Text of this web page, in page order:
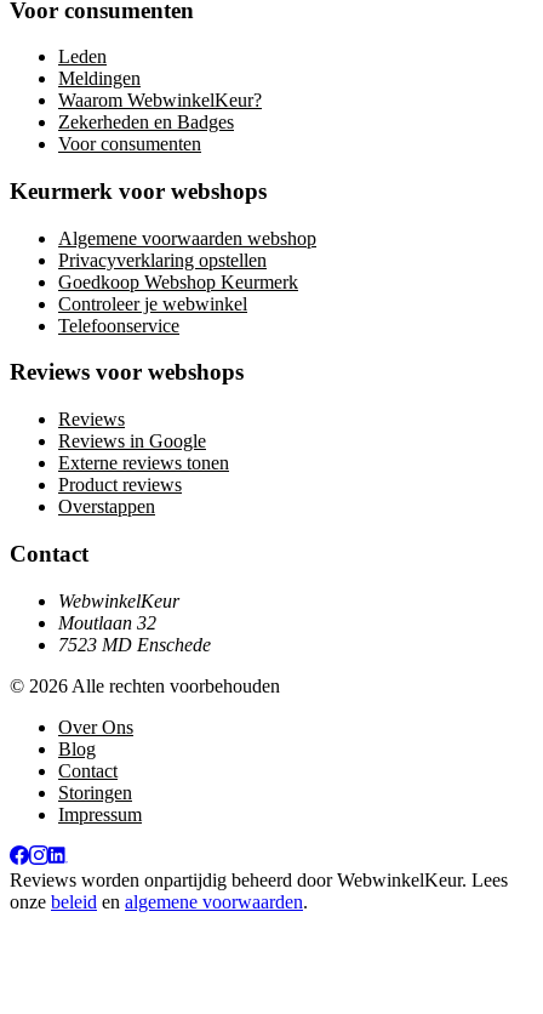
Voor consumenten
Leden
Meldingen
Waarom WebwinkelKeur?
Zekerheden en Badges
Voor consumenten
Keurmerk voor webshops
Algemene voorwaarden webshop
Privacyverklaring opstellen
Goedkoop Webshop Keurmerk
Controleer je webwinkel
Telefoonservice
Reviews voor webshops
Reviews
Reviews in Google
Externe reviews tonen
Product reviews
Overstappen
Contact
WebwinkelKeur
Moutlaan 32
7523 MD Enschede
© 2026 Alle rechten voorbehouden
Over Ons
Blog
Contact
Storingen
Impressum
Reviews worden onpartijdig beheerd doorWebwinkelKeur. Lees
onze beleid en algemene voorwaarden.